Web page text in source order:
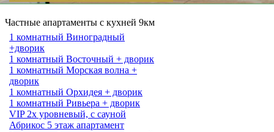
Частные апартаменты с кухней 9км
1 комнатный Виноградный
+дворик
1 комнатный Восточный + дворик
1 комнатный Морская волна +
дворик
1 комнатный Орхидея + дворик
1 комнатный Ривьера + дворик
VIP 2х уровневый, с сауной
Абрикос 5 этаж апартамент